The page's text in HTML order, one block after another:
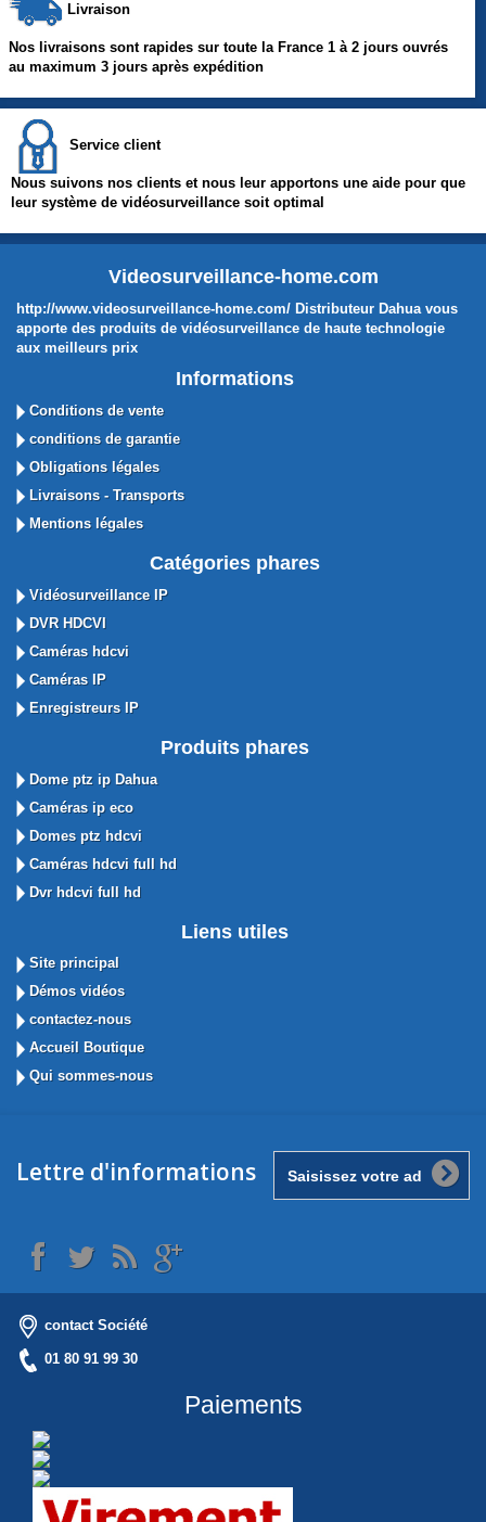
Livraison
Nos livraisons sont rapides sur toute la France 1 à 2 jours ouvrés
au maximum 3 jours après expédition
Service client
Nous suivons nos clients et nous leur apportons une aide pour que
leur système de vidéosurveillance soit optimal
Videosurveillance-home.com
http://www.videosurveillance-home.com/ Distributeur Dahua vous
apporte des produits de vidéosurveillance de haute technologie
aux meilleurs prix
Informations
Conditions de vente
conditions de garantie
Obligations légales
Livraisons - Transports
Mentions légales
Catégories phares
Vidéosurveillance IP
DVR HDCVI
Caméras hdcvi
Caméras IP
Enregistreurs IP
Produits phares
Dome ptz ip Dahua
Caméras ip eco
Domes ptz hdcvi
Caméras hdcvi full hd
Dvr hdcvi full hd
Liens utiles
Site principal
Démos vidéos
contactez-nous
Accueil Boutique
Qui sommes-nous
Lettre d'informations
contact Société
01 80 91 99 30
Paiements